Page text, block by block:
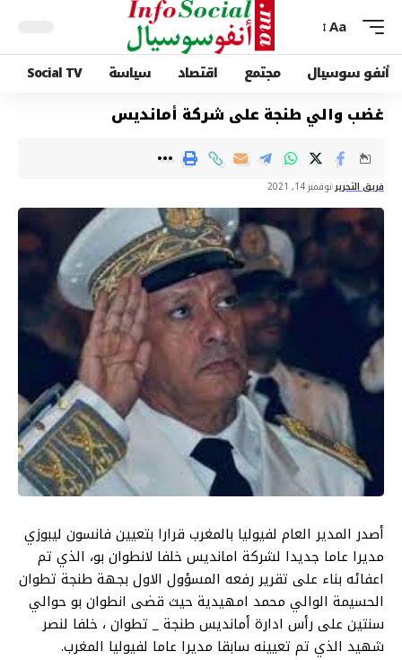
Aa
أنفو سوسيال مجتمع اقتصاد سياسة Social TV
غضب والي طنجة على شركة أمانديس
فريق التحريرنوفمبر 14, 2021
أصدر المدير العام لفيوليا بالمغرب قرارا بتعيين فانسون ليبوزي
مديرا عاما جديدا لشركة امانديس خلفا لانطوان بو، الذي تم
اعفائه بناء على تقرير رفعه المسؤول الاول بجهة طنجة تطوان
الحسيمة الوالي محمد امهيدية حيث قضى انطوان بو حوالي
سنتين على رأس ادارة أمانديس طنجة _ تطوان ، خلفا لنصر
شهيد الذي تم تعيينه سابقا مديرا عاما لفيوليا المغرب.